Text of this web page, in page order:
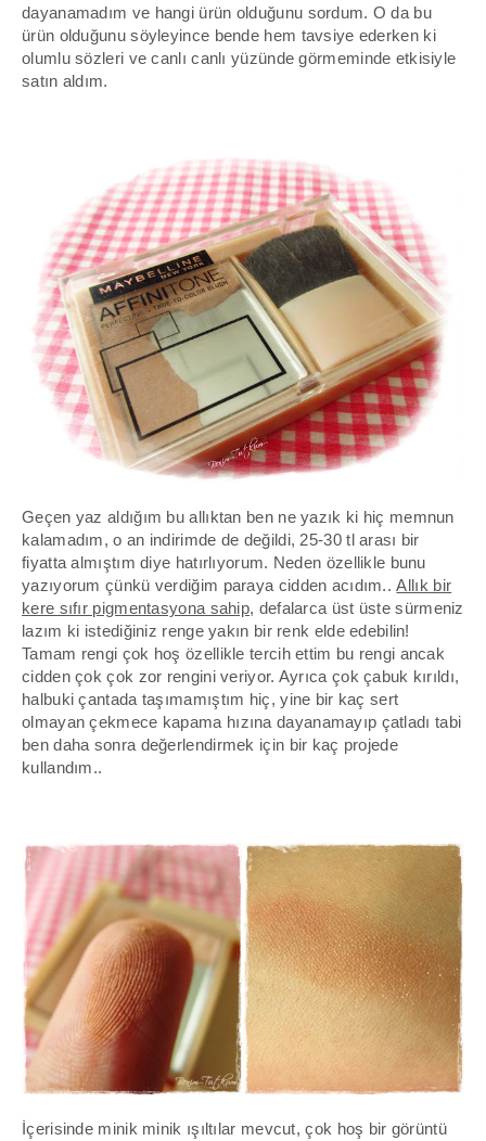
dayanamadım ve hangi ürün olduğunu sordum. O da bu
ürün olduğunu söyleyince bende hem tavsiye ederken ki
olumlu sözleri ve canlı canlı yüzünde görmeminde etkisiyle
satın aldım.
Geçen yaz aldığım bu allıktan ben ne yazık ki hiç memnun
kalamadım, o an indirimde de değildi, 25-30 tl arası bir
fiyatta almıştım diye hatırlıyorum. Neden özellikle bunu
yazıyorum çünkü verdiğim paraya cidden acıdım..Allık bir
kere sıfır pigmentasyona sahip, defalarca üst üste sürmeniz
lazım ki istediğiniz renge yakın bir renk elde edebilin!
Tamam rengi çok hoş özellikle tercih ettim bu rengi ancak
cidden çok çok zor rengini veriyor. Ayrıca çok çabuk kırıldı,
halbuki çantada taşımamıştım hiç, yine bir kaç sert
olmayan çekmece kapama hızına dayanamayıp çatladı tabi
ben daha sonra değerlendirmek için bir kaç projede
kullandım..
İçerisinde minik minik ışıltılar mevcut, çok hoş bir görüntü